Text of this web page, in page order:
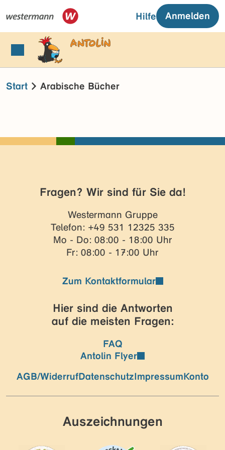
Hilfe Anmelden
Start Arabische Bücher
Fragen? Wir sind für Sie da!
Westermann Gruppe
Telefon: +49 531 12325 335
Mo - Do: 08:00 - 18:00 Uhr
Fr: 08:00 - 17:00 Uhr
Zum Kontaktformular
Hier sind die Antworten
auf die meisten Fragen:
FAQ
Antolin Flyer
AGB/WiderrufDatenschutzImpressumKonto
Auszeichnungen